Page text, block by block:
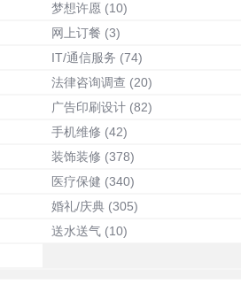
梦想许愿 (10)
网上订餐 (3)
IT/通信服务 (74)
法律咨询调查 (20)
广告印刷设计 (82)
手机维修 (42)
装饰装修 (378)
医疗保健 (340)
婚礼/庆典 (305)
送水送气 (10)